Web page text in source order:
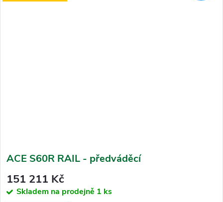
ACE S60R RAIL - předváděcí
151 211 Kč
Skladem na prodejně 1 ks